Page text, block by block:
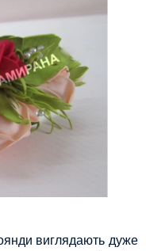
виглядають дуже